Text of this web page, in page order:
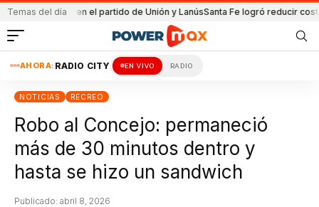
Temas del día
Detenida en el partido de Unión y LanúsSanta Fe logró reducir costo
AHORA: RADIO CITY EN VIVO RADIO
NOTICIAS RECREO
Robo al Concejo: permaneció
más de 30 minutos dentro y
hasta se hizo un sandwich
Publicado: abril 8, 2026